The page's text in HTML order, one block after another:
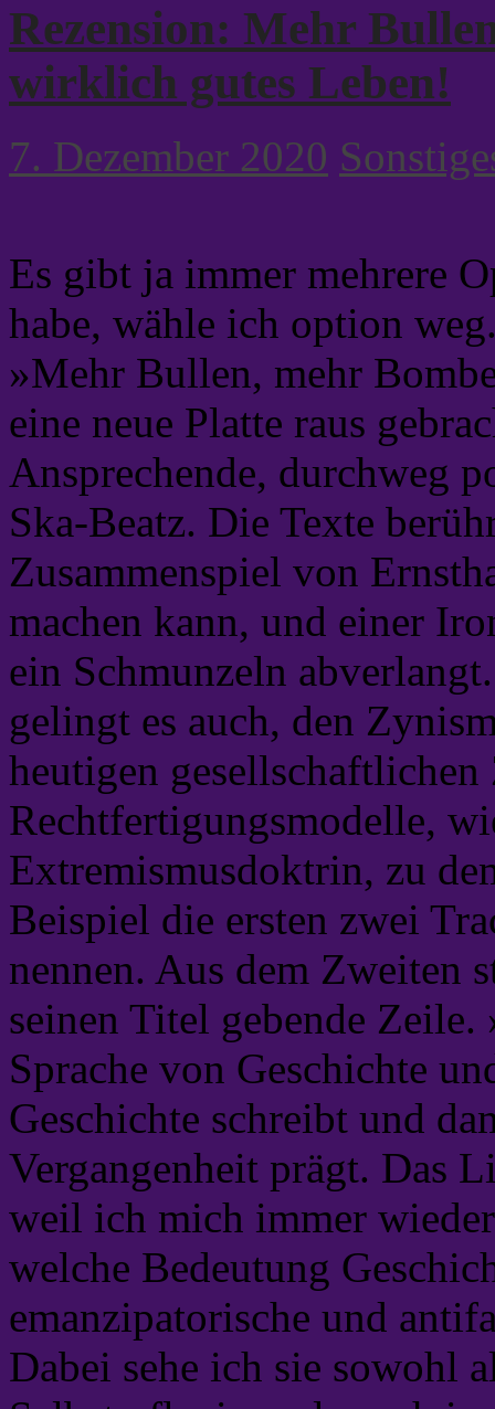
Rezension: Mehr
wirklich gutes Leben!
7. Dezember 2020
Es gibt ja immer mehrere
habe, wähle ich option
»Mehr Bullen, mehr
eine neue Platte raus
Ansprechende, durchweg
Ska-Beatz. Die Texte
Zusammenspiel von
machen kann, und einer
ein Schmunzeln
gelingt es auch, den
heutigen gesellschaftlichen
Rechtfertigungsmodelle,
Extremismusdoktrin, zu
Beispiel die ersten zwei
nennen. Aus dem Zweiten
seinen Titel gebende
Sprache von Geschichte
Geschichte schreibt und
Vergangenheit prägt. Das
weil ich mich immer
welche Bedeutung
emanzipatorische und
Dabei sehe ich sie sowohl